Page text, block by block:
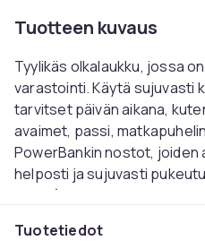
Tuotteen kuvaus
Tyylikäs olkalaukku, jossa
varastointi. Käytä sujuvasti
tarvitset päivän aikana,
avaimet, passi,
PowerBankin nostot, joiden
helposti ja sujuvasti
sisälly)
Todellinen monipuolinen
Tuotetiedot